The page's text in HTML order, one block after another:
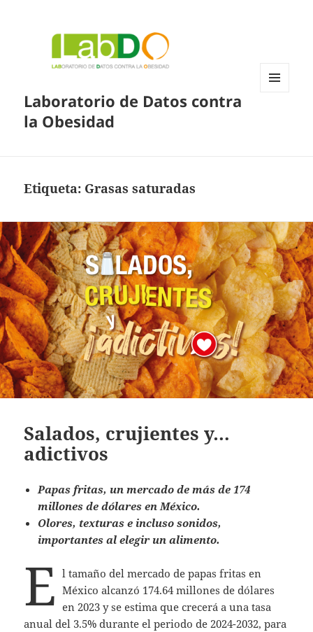
Laboratorio de Datos contra
la Obesidad
Etiqueta: Grasas saturadas
Salados, crujientes y…
adictivos
Papas fritas, un mercado de más de 174
millones de dólares en México.
Olores, texturas e incluso sonidos,
importantes al elegir un alimento.
E l tamaño del mercado de papas fritas en
México alcanzó 174.64 millones de dólares
en 2023 y se estima que crecerá a una tasa
anual del 3.5% durante el periodo de 2024-2032, para